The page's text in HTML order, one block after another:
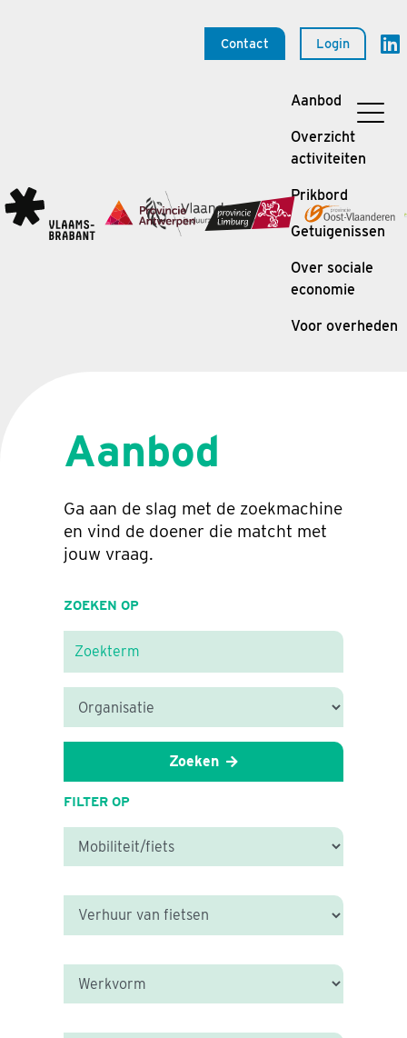
Contact Login
Aanbod
Overzicht
activiteiten
Prikbord
Getuigenissen
Over sociale
economie
Voor overheden
Aanbod
Ga aan de slag met de zoekmachine
en vind de doener die matcht met
jouw vraag.
ZOEKEN OP
Zoeken
FILTER OP